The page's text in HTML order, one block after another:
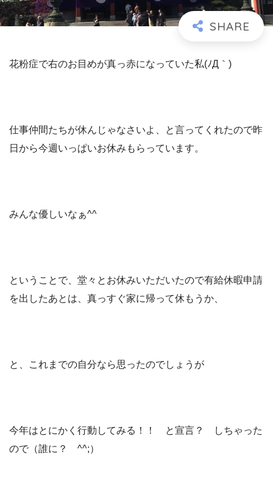
花粉症で右のお目めが真っ赤になっていた私(ﾉД｀)
仕事仲間たちが休んじゃなさいよ、と言ってくれたので昨
日から今週いっぱいお休みもらっています。
みんな優しいなぁ^^
ということで、堂々とお休みいただいたので有給休暇申請
を出したあとは、真っすぐ家に帰って休もうか、
と、これまでの自分なら思ったのでしょうが
今年はとにかく行動してみる！！ と宣言？ しちゃった
ので（誰に？ ^^;）